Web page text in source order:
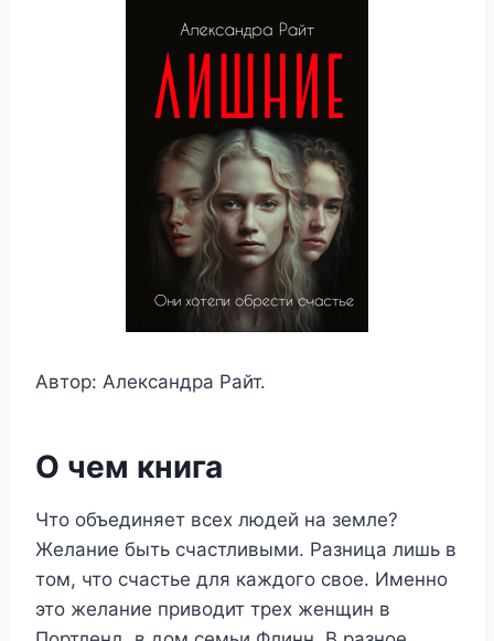
Автор: Александра Райт.
О чем книга
Что объединяет всех людей на земле?
Желание быть счастливыми. Разница лишь в
том, что счастье для каждого свое. Именно
это желание приводит трех женщин в